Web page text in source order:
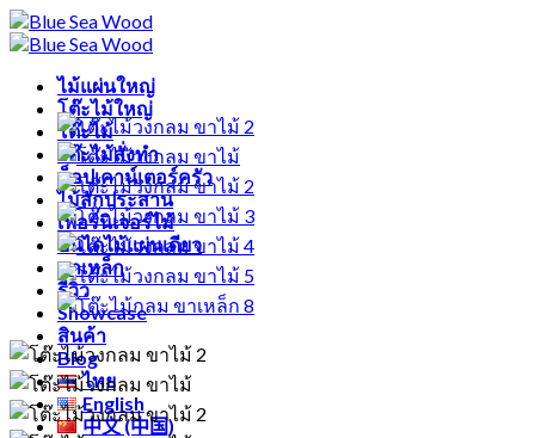
Skip
to
ไม้แผ่นใหญ่
โต๊ะไม้ใหญ่
โต๊ะไม้
โต๊ะไม้สั่งทำ
ท็อปเคาน์เตอร์ครัว
ไม้สักประสาน
เฟอร์นิเจอร์ไม้
บันไดไม้แผ่นเดียว
ขาเหล็ก
รีวิว
Showcase
สินค้า
Blog
ไทย
English
中文 (中国)
Free shipping for all Products (Length not over 2